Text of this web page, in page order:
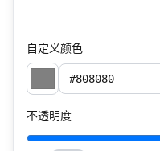
自定义颜色
不透明度